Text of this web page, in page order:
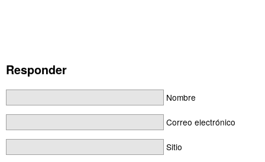
Responder
Nombre
Correo electrónico
Sitio